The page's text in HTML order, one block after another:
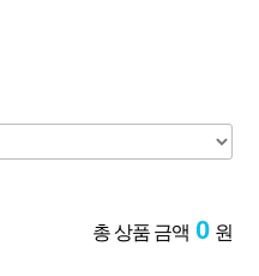
총 상품 금액 0 원